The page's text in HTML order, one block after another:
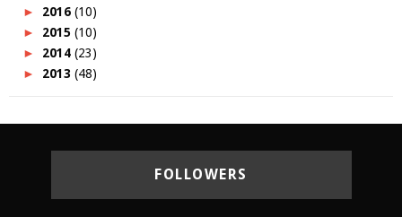
► 2016 (10)
► 2015 (10)
► 2014 (23)
► 2013 (48)
FOLLOWERS